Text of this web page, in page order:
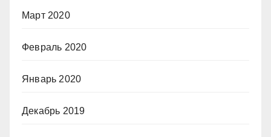
Март 2020
Февраль 2020
Январь 2020
Декабрь 2019